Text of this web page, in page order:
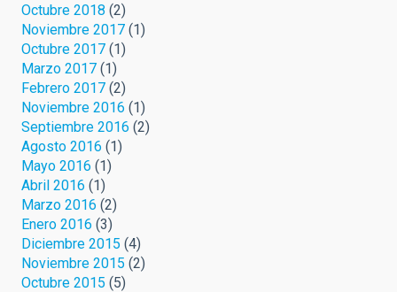
Octubre 2018 (2)
Noviembre 2017 (1)
Octubre 2017 (1)
Marzo 2017 (1)
Febrero 2017 (2)
Noviembre 2016 (1)
Septiembre 2016 (2)
Agosto 2016 (1)
Mayo 2016 (1)
Abril 2016 (1)
Marzo 2016 (2)
Enero 2016 (3)
Diciembre 2015 (4)
Noviembre 2015 (2)
Octubre 2015 (5)